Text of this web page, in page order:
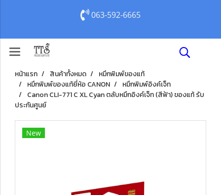
063-592-6665
หน้าแรก สินค้าทั้งหมด
หมึกพิมพ์ของแท้
หมึกพิมพ์ของแท้ยี่ห้อ CANON
หมึกพิมพ์อิงค์เจ็ท
Canon CLI-771 C XL Cyan ตลับหมึกอิงค์เจ็ท (สีฟ้า) ของแท้ รับ
ประกันศูนย์
New